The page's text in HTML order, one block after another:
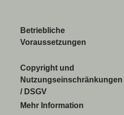
Betriebliche
Voraussetzungen
Copyright und
Nutzungseinschränkungen
/ DSGV
Mehr Information